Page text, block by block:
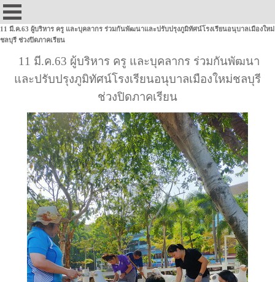
11 มี.ค.63 ผู้บริหาร ครู และบุคลากร ร่วมกันพัฒนาและปรับปรุงภูมิทัศน์โรงเรียนอนุบาลเมืองใหม่
ชลบุรี ช่วงปิดภาคเรียน
11 มี.ค.63 ผู้บริหาร ครู และบุคลากร ร่วมกันพัฒนา
และปรับปรุงภูมิทัศน์โรงเรียนอนุบาลเมืองใหม่ชลบุรี
ช่วงปิดภาคเรียน